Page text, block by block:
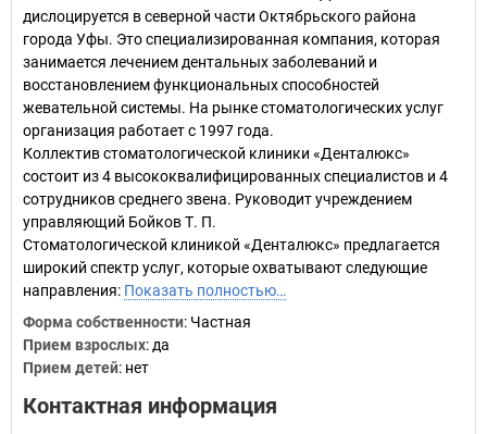
дислоцируется в северной части Октябрьского района
города Уфы. Это специализированная компания, которая
занимается лечением дентальных заболеваний и
восстановлением функциональных способностей
жевательной системы. На рынке стоматологических услуг
организация работает с 1997 года.
Коллектив стоматологической клиники «Денталюкс»
состоит из 4 высококвалифицированных специалистов и 4
сотрудников среднего звена. Руководит учреждением
управляющий Бойков Т. П.
Стоматологической клиникой «Денталюкс» предлагается
широкий спектр услуг, которые охватывают следующие
направления: Показать полностью…
Форма собственности: Частная
Прием взрослых: да
Прием детей: нет
Контактная информация